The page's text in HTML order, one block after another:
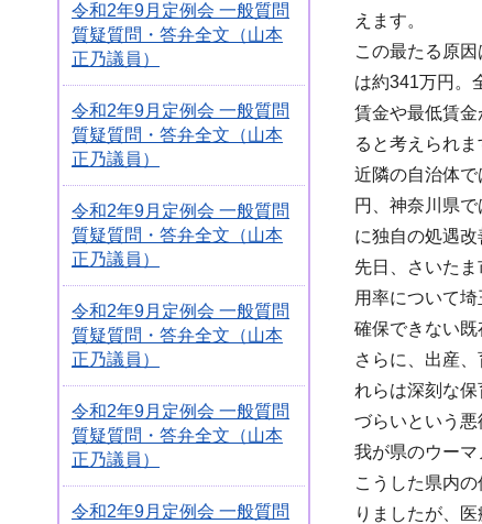
令和2年9月定例会 一般質問
質疑質問・答弁全文（山本
正乃議員）
令和2年9月定例会 一般質問
質疑質問・答弁全文（山本
正乃議員）
令和2年9月定例会 一般質問
質疑質問・答弁全文（山本
正乃議員）
令和2年9月定例会 一般質問
質疑質問・答弁全文（山本
正乃議員）
令和2年9月定例会 一般質問
質疑質問・答弁全文（山本
正乃議員）
令和2年9月定例会 一般質問
えます。
この最たる原
は約341万円。
賃金や最低賃
ると考えられま
近隣の自治体
円、神奈川県
に独自の処遇
先日、さいた
用率について
確保できない既
さらに、出産
れらは深刻な
づらいという悪
我が県のウー
こうした県内
りましたが、